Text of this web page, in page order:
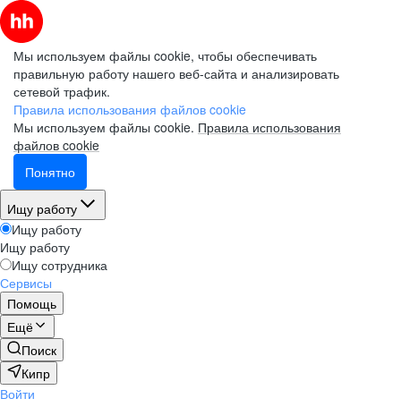
Мы используем файлы cookie, чтобы обеспечивать
правильную работу нашего веб-сайта и анализировать
сетевой трафик.
Правила использования файлов cookie
Мы используем файлы cookie. Правила использования
файлов cookie
Понятно
Ищу работу
Ищу работу
Ищу работу
Ищу сотрудника
Сервисы
Помощь
Ещё
Поиск
Кипр
Войти